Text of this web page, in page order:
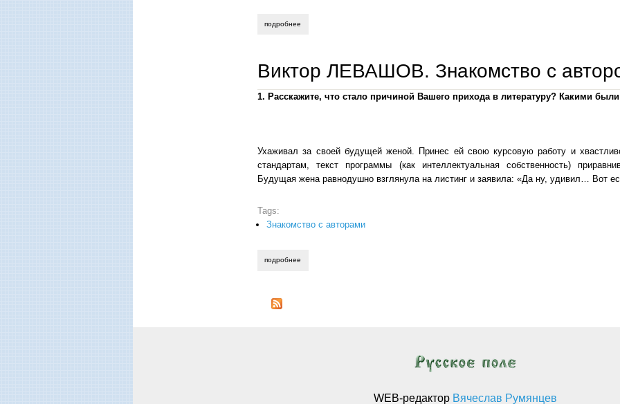
подробнее
Виктор ЛЕВАШОВ. Знакомство с
1. Расскажите, что стало причиной Вашего прихода в литературу? Какими
Ухаживал за своей будущей женой. Принес ей свою курсовую работу и
стандартам, текст программы (как интеллектуальная собственность)
Будущая жена равнодушно взглянула на листинг и заявила: «Да ну, удивил… Вот
Tags:
Знакомство с авторами
подробнее
WEB-редактор Вячеслав Румянцев